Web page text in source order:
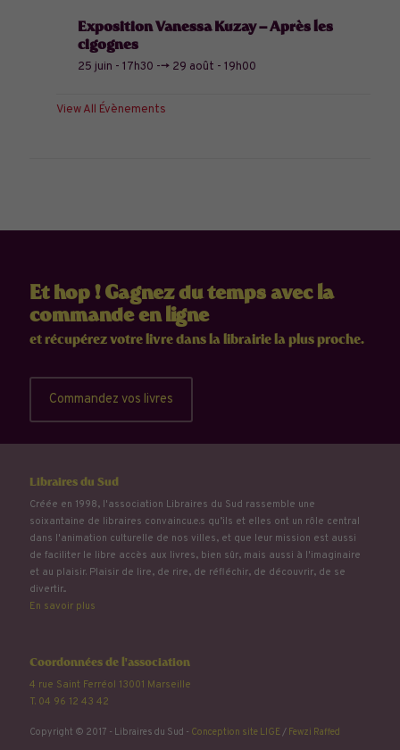
Exposition Vanessa Kuzay – Après les
cigognes
25 juin - 17h30 --> 29 août - 19h00
View All Évènements
Et hop ! Gagnez du temps avec la
commande en ligne
et récupérez votre livre dans la librairie la plus proche.
Commandez vos livres
Libraires du Sud
Créée en 1998, l'association Libraires du Sud rassemble une
soixantaine de libraires convaincu.e.s qu’ils et elles ont un rôle central
dans l'animation culturelle de nos villes, et que leur mission est aussi
de faciliter le libre accès aux livres, bien sûr, mais aussi à l'imaginaire
et au plaisir. Plaisir de lire, de rire, de réfléchir, de découvrir, de se
divertir...
En savoir plus
Coordonnées de l'association
4 rue Saint Ferréol 13001 Marseille
T. 04 96 12 43 42
Copyright © 2017 - Libraires du Sud - Conception site LIGE / Fewzi Raffed